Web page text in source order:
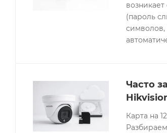
(пароль
символов,
Часто
Карта на